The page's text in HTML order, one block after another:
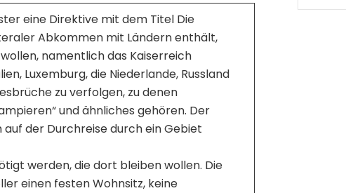
eine Direktive mit dem Titel Die
Abkommen mit Ländern enthält,
namentlich das Kaiserreich
Luxemburg, die Niederlande, Russland
zu verfolgen, zu denen
und ähnliches gehören. Der
der Durchreise durch ein Gebiet
werden, die dort bleiben wollen. Die
einen festen Wohnsitz, keine
nach: